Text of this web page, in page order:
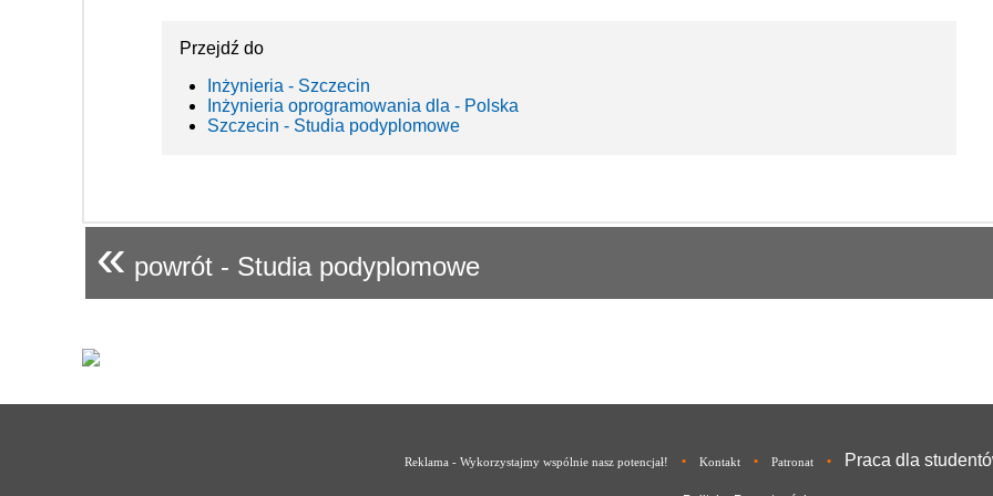
Przejdź do
Inżynieria - Szczecin
Inżynieria oprogramowania dla - Polska
Szczecin - Studia podyplomowe
« powrót - Studia podyplomowe
Reklama - Wykorzystajmy wspólnie nasz potencjał! • Kontakt • Patronat • Praca dla